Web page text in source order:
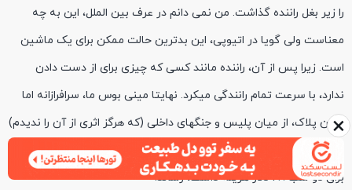
را زیر بغل راننده گذاشت. من نمی دانم در عرف بین الملل، این به چه
معناست ولی گویا در اتیوپی، این بدترین حالت ممکن برای یک ماشین
است. زیرا پس از آن، راننده مانند کسی که چیزی برای از دست دادن
ندارد، با سرعت تمام رانندگی میکرد. نهایتا مینی بوس ما، سرافرازانه اما
بدون پلاک، از میان پلیس و جنگهای داخلی (که هرگز اثری از آن را ندیدم)
وارد گوندار شد. راننده پرحاشیه مرا مجانی تا محل اقامت، Haz Hotel که
برای دو شب 28 دلار هزینه داشت، رساند.
×